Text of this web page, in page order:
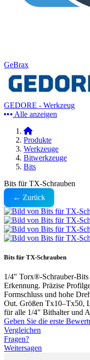
GeBrax
GEDORE - Werkzeug
Alle anzeigen
Produkte
Werkzeuge
Bitwerkzeuge
Bits
Bits für TX-Schrauben
← Zurück
Bits für TX-Schrauben
1/4" Torx®-Schrauber-
Erkennung. Präzise
Formschluss und hohe
Out. Größen Tx10–Tx50,
für alle 1/4" Bithalter und
Geben Sie die erste
Vergleichen
Fragen?
Weitersagen